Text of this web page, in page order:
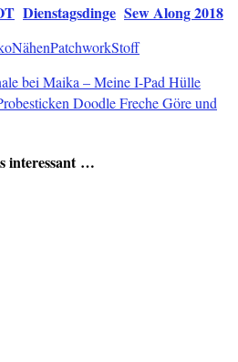
Dienstagsdinge Sew Along 2018
NähenPatchworkStoff
bei Maika – Meine I-Pad Hülle
Doodle Freche Göre und
interessant …